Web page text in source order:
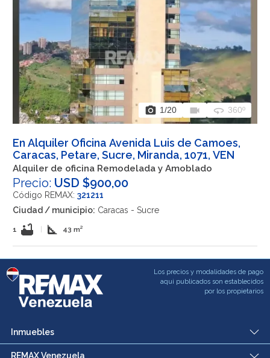
photo_camera 1/20 videocam 360 360º
En Alquiler Oficina Avenida Luis de Camoes,
Caracas, Petare, Sucre, Miranda, 1071, VEN
Alquiler de oficina Remodelada y Amoblado
Precio: USD $900,00
Código REMAX: 321211
Ciudad / municipio: Caracas - Sucre
1 bathtub square_foot 43 m²
Los precios y modalidades de pago
aqui publicados son establecidos
por los propietarios
Inmuebles
REMAX Venezuela